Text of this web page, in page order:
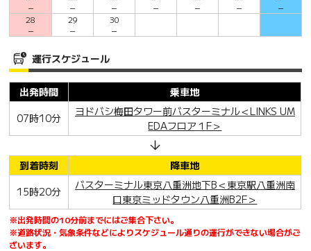
－
－
－
－
－
－
－
28
－
29
－
30
－
運行スケジュール
出発時間
乗車地
07時10分
ヨドバシ梅田タワー前バスターミナル＜LINKS UM
EDAフロア１F＞
到着時刻
降車地
15時20分
バスターミナル東京八重洲地下B＜東京駅八重洲南
口東京ミッドタウン八重洲B2F＞
※出発時間の10分前までにはご集合下さい。
※道路状況・気象条件などによりスケジュール通りの運行ができない場合がご
ざいます。